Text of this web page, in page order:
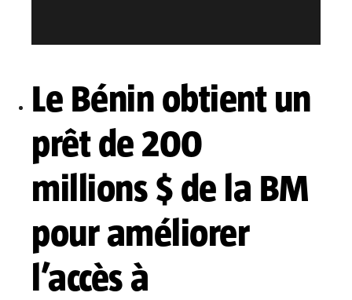
Le Bénin obtient un
prêt de 200
millions $ de la BM
pour améliorer
l’accès à